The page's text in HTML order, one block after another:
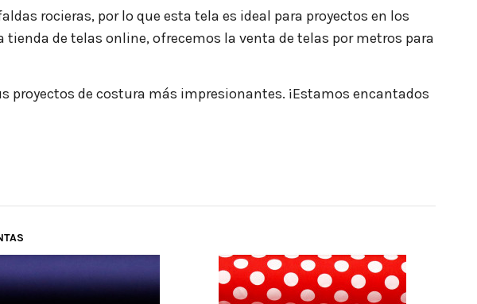
rocieras, por lo que esta tela es ideal para proyectos en los
tienda de telas online, ofrecemos la venta de telas por metros para
proyectos de costura más impresionantes. ¡Estamos encantados